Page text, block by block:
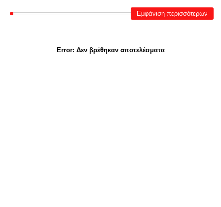
Εμφάνιση περισσότερων
Error: Δεν βρέθηκαν αποτελέσματα